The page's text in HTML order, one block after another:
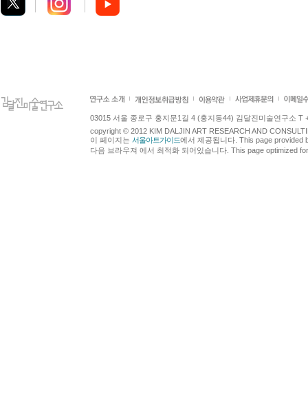
03015 서울 종로구 홍지문1길 4 (홍지동44) 김달진미술연구소 T
copyright © 2012 KIM DALJIN ART RESEARCH AND
이 페이지는 서울아트가이드에서 제공됩니다. This page provided
다음 브라우져 에서 최적화 되어있습니다. This page optimized